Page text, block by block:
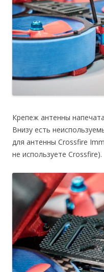
Крепеж антенны
Внизу есть
для антенны Crossfire
не используете Crossfire).